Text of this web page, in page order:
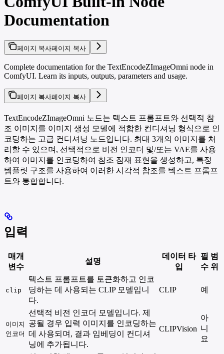
Documentation
페이지 복사페이지 복사
Complete documentation for the TextEncodeZImageOmni node in
ComfyUI. Learn its inputs, outputs, parameters and usage.
페이지 복사페이지 복사
TextEncodeZImageOmni 노드는 텍스트 프롬프트와 선택적 참
조 이미지를 이미지 생성 모델에 적합한 컨디셔닝 형식으로 인
코딩하는 고급 컨디셔닝 노드입니다. 최대 3개의 이미지를 처
리할 수 있으며, 선택적으로 비전 인코더 및/또는 VAE를 사용
하여 이미지를 인코딩하여 참조 잠재 표현을 생성하고, 특정
템플릿 구조를 사용하여 이러한 시각적 참조를 텍스트 프롬프
트와 통합합니다.
입력
매개
변수
설명
데이터 타
입
필
수
범
위
clip
텍스트 프롬프트를 토큰화하고 인코
딩하는 데 사용되는 CLIP 모델입니
다.
CLIP 예
이미지
인코더
선택적 비전 인코더 모델입니다. 제
공될 경우 입력 이미지를 인코딩하는
데 사용되며, 결과 임베딩이 컨디셔
닝에 추가됩니다.
CLIPVision
아
니
요